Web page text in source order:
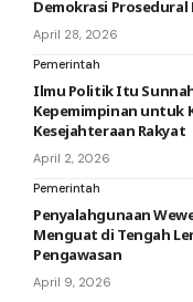
Demokrasi Prosedural
April 28, 2026
Pemerintah
Ilmu Politik Itu
Kepemimpinan untuk
Kesejahteraan Rakyat
April 2, 2026
Pemerintah
Penyalahgunaan
Menguat di Tengah
Pengawasan
April 9, 2026